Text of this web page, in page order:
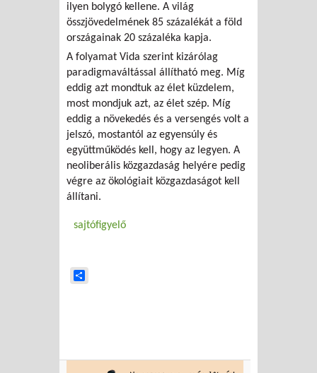
ilyen bolygó kellene. A világ
összjövedelmének 85 százalékát a föld
országainak 20 százaléka kapja.
A folyamat Vida szerint kizárólag
paradigmaváltással állítható meg. Míg
eddig azt mondtuk az élet küzdelem,
most mondjuk azt, az élet szép. Míg
eddig a növekedés és a versengés volt a
jelszó, mostantól az egyensúly és
együttműködés kell, hogy az legyen. A
neoliberális közgazdaság helyére pedig
végre az ökológiait közgazdaságot kell
állítani.
sajtófigyelő